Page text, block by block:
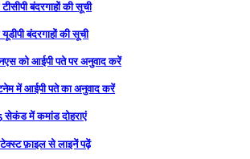
बंदरगाहों की सूची
बंदरगाहों की सूची
को आईपी पते पर अनुवाद करें
में आईपी पते का अनुवाद करें
सेकंड में कमांड दोहराएं
फ़ाइल से लाइनें पढ़ें